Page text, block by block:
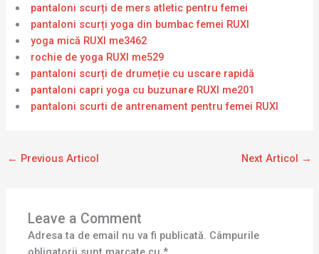
pantaloni scurți de mers atletic pentru femei
pantaloni scurți yoga din bumbac femei RUXI
yoga mică RUXI me3462
rochie de yoga RUXI me529
pantaloni scurți de drumeție cu uscare rapidă
pantaloni capri yoga cu buzunare RUXI me201
pantaloni scurti de antrenament pentru femei RUXI
← Previous Articol Next Articol →
Leave a Comment
Adresa ta de email nu va fi publicată. Câmpurile